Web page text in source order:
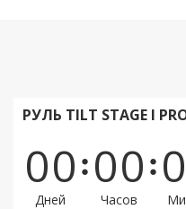
РУЛЬ TILT STAGE I
00
Дней
00
Часов
0